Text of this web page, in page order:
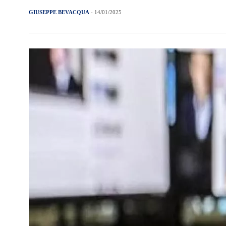
GIUSEPPE BEVACQUA - 14/01/2025